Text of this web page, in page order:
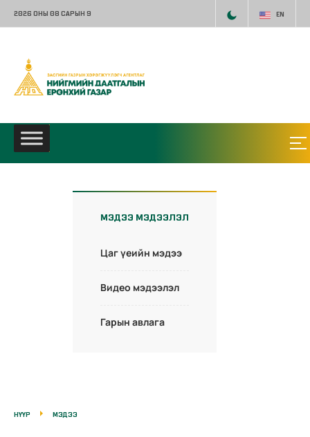
2026 ОНЫ 08 САРЫН 9 EN
МЭДЭЭ МЭДЭЭЛЭЛ
Цаг үеийн мэдээ
Видео мэдээлэл
Гарын авлага
НҮҮР МЭДЭЭ